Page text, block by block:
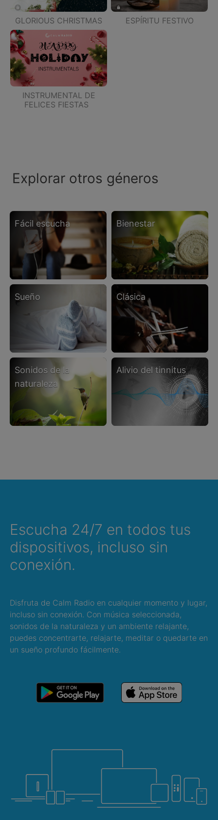
GLORIOUS CHRISTMAS ESPÍRITU FESTIVO
INSTRUMENTAL DE
FELICES FIESTAS
Explorar otros géneros
fácil escucha bienestar
sueño clásica
sonidos de la
naturaleza
alivio del tinnitus
Escucha 24/7 en todos tus
dispositivos, incluso sin
conexión.
Disfruta de Calm Radio en cualquier momento y lugar,
incluso sin conexión. Con música seleccionada,
sonidos de la naturaleza y un ambiente relajante,
puedes concentrarte, relajarte, meditar o quedarte en
un sueño profundo fácilmente.